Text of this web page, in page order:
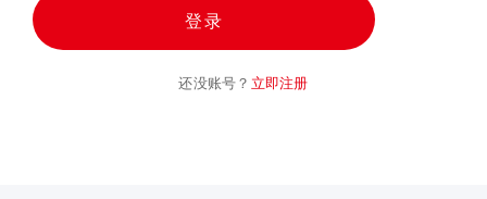
登录
还没账号？ 立即注册